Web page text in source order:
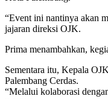
“Event ini nantinya akan
jajaran direksi OJK.
Prima menambahkan,
Sementara itu, Kepala
Palembang Cerdas.
“Melalui kolaborasi